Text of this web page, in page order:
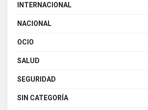
INTERNACIONAL
NACIONAL
OCIO
SALUD
SEGURIDAD
SIN CATEGORÍA